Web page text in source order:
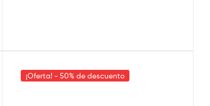
¡Oferta! - 50% de descuento